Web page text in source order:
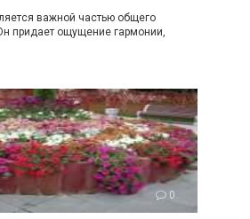
важной частью общего
придает ощущение гармонии,
0